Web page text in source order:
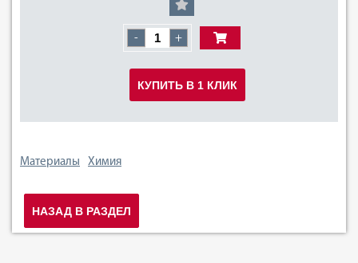
- +
КУПИТЬ В 1 КЛИК
Материалы Химия
НАЗАД В РАЗДЕЛ